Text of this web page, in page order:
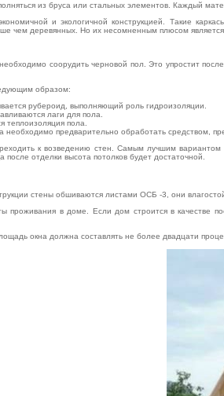
из бруса или стальных элементов. Каждый
и экологичной конструкцией. Такие
чем деревянных. Но их несомненным плюсом
соорудить черновой пол. Это упростит
образом:
рубероид, выполняющий роль гидроизоляции.
лаги для пола.
теплоизоляция пола.
необходимо предварительно обработать средством,
к возведению стен. Самым лучшим
после отделки высота потолков будет достаточной.
стены обшиваются листами ОСБ -3, они
проживания в доме. Если дом строится в качестве
окна должна составлять не более двадцати